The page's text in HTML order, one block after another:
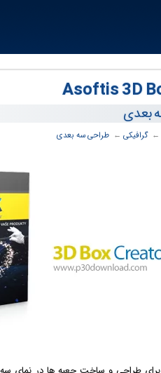
بعدی
← ‏گرافیکی ← ‏ طراحی سه بعدی